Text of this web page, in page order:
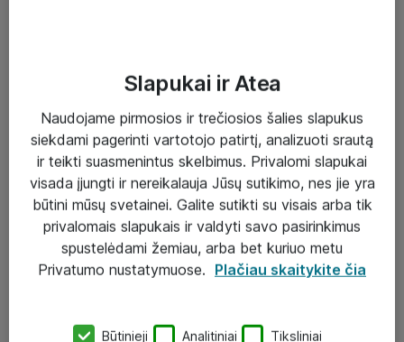
Paslaugos
Sprendimai
Įgyvendinti projektai
Atea ekspertų patarimai verslui
eShop@atea.lt
Slapukai ir Atea
Naudojame pirmosios ir trečiosios šalies slapukus
siekdami pagerinti vartotojo patirtį, analizuoti srautą
ir teikti suasmenintus skelbimus. Privalomi slapukai
visada įjungti ir nereikalauja Jūsų sutikimo, nes jie yra
būtini mūsų svetainei. Galite sutikti su visais arba tik
privalomais slapukais ir valdyti savo pasirinkimus
spustelėdami žemiau, arba bet kuriuo metu
Privatumo nustatymuose. Plačiau skaitykite čia
Būtinieji Analitiniai Tiksliniai